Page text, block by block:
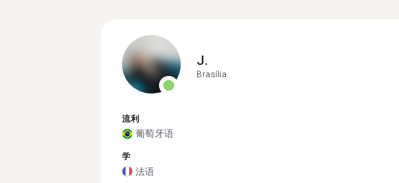
J.
Brasília
流利
葡萄牙语
学
法语